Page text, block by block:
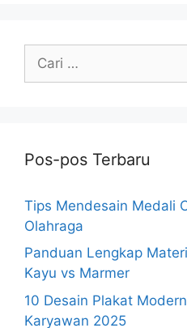
untuk:
Pos-pos Terbaru
Tips Mendesain Medali
Olahraga
Panduan Lengkap
Kayu vs Marmer
10 Desain Plakat
Karyawan 2025